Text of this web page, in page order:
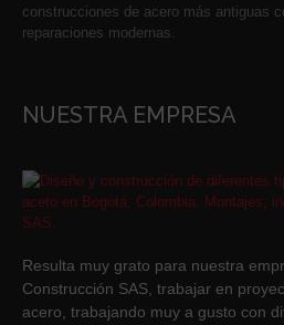
construcciones de acero más antiguas
reparaciones modernas.
NUESTRA EMPRESA
Resulta muy grato para nuestra
Construcción SAS, trabajar en
acero, trabajando muy a gusto con